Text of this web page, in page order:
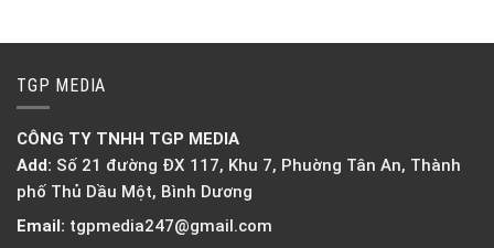
TGP MEDIA
CÔNG TY TNHH TGP MEDIA
Add: Số 21 đường ĐX 117, Khu 7, Phuờng Tân An, Thành
phố Thủ Dầu Một, Bình Dương
Email: tgpmedia247@gmail.com